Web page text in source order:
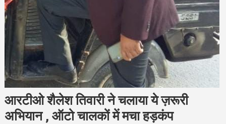
आरटीओ शैलेश तिवारी ने चलाया ये ज़रूरी
अभियान , ऑटो चालकों में मचा हड़कंप